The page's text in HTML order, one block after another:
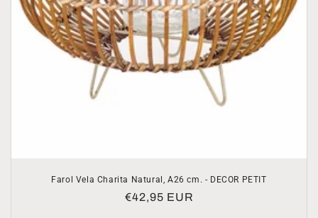
Farol Vela Charita Natural, A26 cm. - DECOR PETIT
Precio
€42,95 EUR